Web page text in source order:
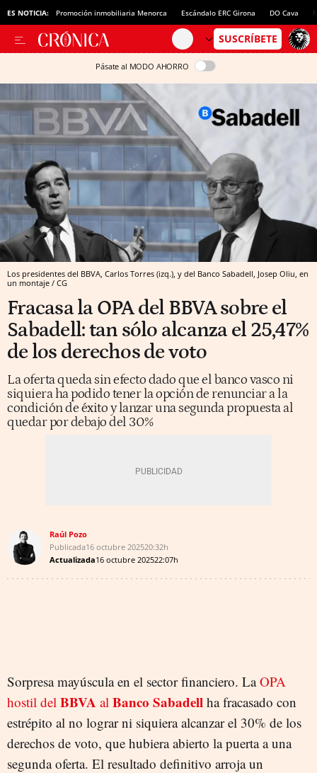
ES NOTICIA: Promoción inmobiliaria Menorca Escándalo ERC Girona DO Cava
Pásate al MODO AHORRO
Los presidentes del BBVA, Carlos Torres (izq.), y del Banco Sabadell, Josep Oliu, en
un montaje / CG
Fracasa la OPA del BBVA sobre el
Sabadell: tan sólo alcanza el 25,47%
de los derechos de voto
La oferta queda sin efecto dado que el banco vasco ni
siquiera ha podido tener la opción de renunciar a la
condición de éxito y lanzar una segunda propuesta al
quedar por debajo del 30%
Raúl Pozo
Publicada16 octubre 202520:32h
Actualizada16 octubre 202522:07h
Sorpresa mayúscula en el sector financiero. LaOPA
hostil del BBVA al Banco Sabadell ha fracasado con
estrépito al no lograr ni siquiera alcanzar el 30% de los
derechos de voto, que hubiera abierto la puerta a una
segunda oferta. El resultado definitivo arroja un